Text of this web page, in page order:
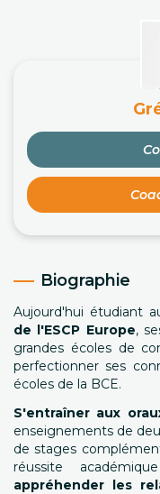
Biographie
Aujourd'hui étudiant
de l'ESCP Europe,
grandes écoles de
perfectionner ses
écoles de la BCE.
S'entraîner aux
enseignements de
de stages
réussite
appréhender les